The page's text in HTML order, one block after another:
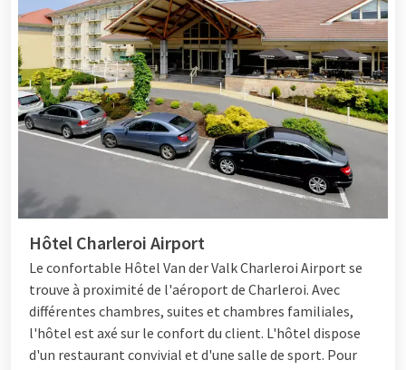
Hôtel Charleroi Airport
Le confortable Hôtel Van der Valk Charleroi Airport se
trouve à proximité de l'aéroport de Charleroi. Avec
différentes chambres, suites et chambres familiales,
l'hôtel est axé sur le confort du client. L'hôtel dispose
d'un restaurant convivial et d'une salle de sport. Pour